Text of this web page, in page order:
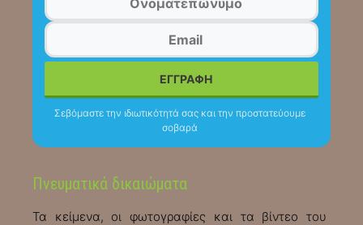
Σεβόμαστε την ιδιωτικότητά σας και την προστατεύουμε
σοβαρά
Πνευματικά δικαιώματα
Τα κείμενα, οι φωτογραφίες και τα βίντεο του